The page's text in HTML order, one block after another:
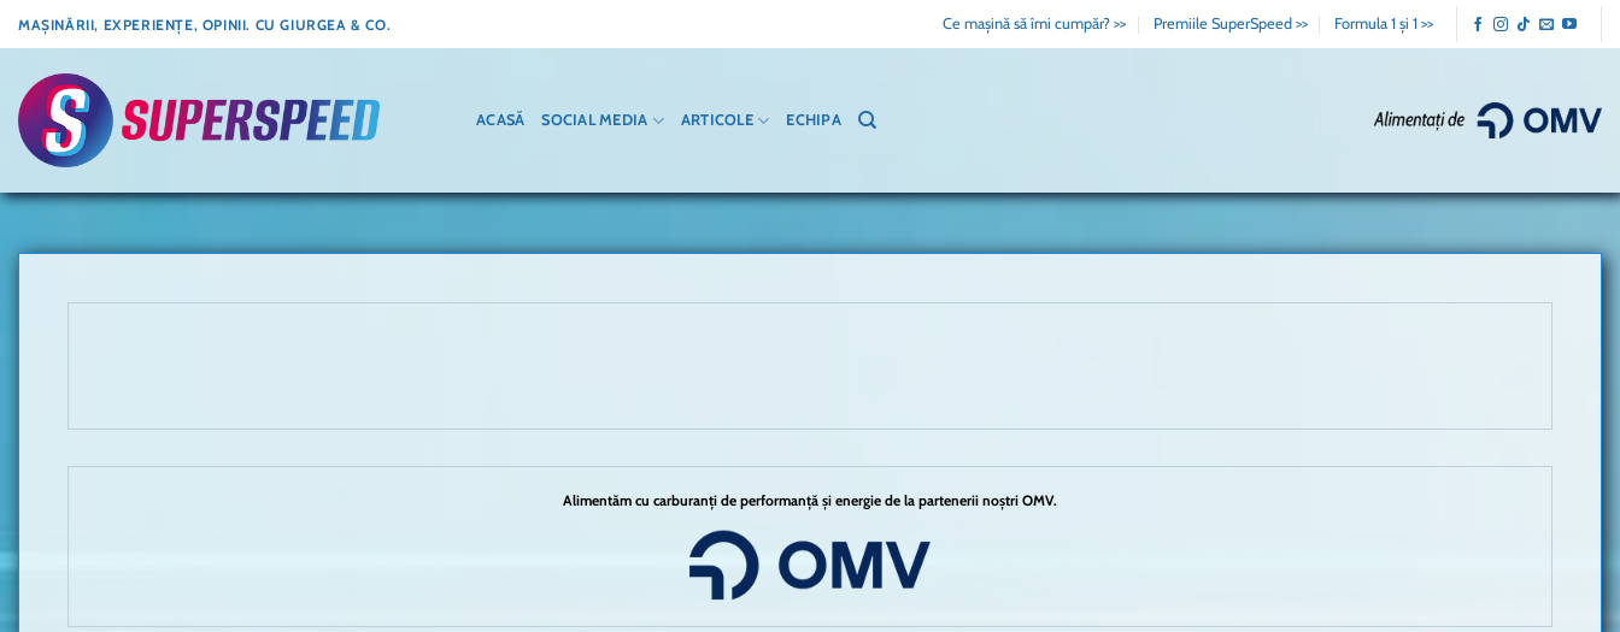
Skip
to
content
MAȘINĂRII, EXPERIENȚE, OPINII. CU GIURGEA & CO. Ce mașină să îmi cumpăr? >> Premiile SuperSpeed >> Formula 1 și 1 >>
ACASĂ SOCIAL MEDIA ARTICOLE ECHIPA
Alimentăm cu carburanți de performanță și energie de la partenerii noștri OMV.